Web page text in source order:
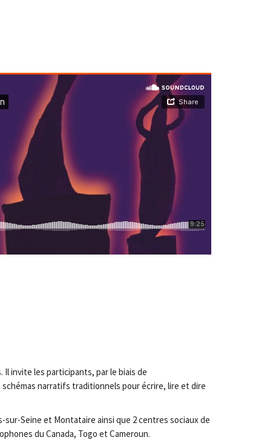
invite les participants, par le biais de
narratifs traditionnels pour écrire, lire et dire
sur-Seine et Montataire ainsi que 2 centres sociaux de
du Canada, Togo et Cameroun.